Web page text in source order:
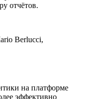
отчётов.
Berlucci,
на платформе
эффективно